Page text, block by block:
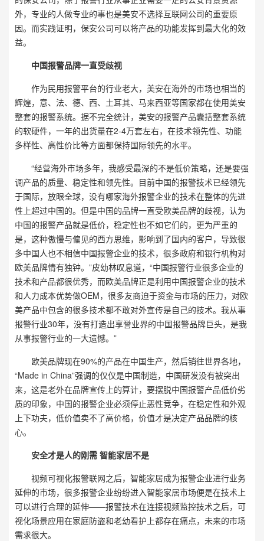
外，专业的人做专业的事也是美安不选择互联网公司的重要原
因。而实践证明，保安公司可以将产品的功能发挥到最大化的效
益。
中国报警品牌一直受歧视
作为民用报警平台的行业老大，美安在海外的市场也相当的
辉煌，意、法、德、西、土耳其、马来西亚等国家都在使用美安
整套的报警系统。据不完全统计，美安的报警产品囊括整套系统
的软硬件，一年的出货量在2-4万套左右，在技术领先性、功能
多样性、高性价比等方面都保持国际领先的水平。
“经营海外市场多年，我感受最深的不是低价策略，还是要强
调产品的质量、稳定性和领先性。目前中国的报警技术已经领先
于国际，放眼全球，没有哪家海外报警企业的技术在整体的先进
性上超过中国的。但是中国的品牌一直受欧美品牌的歧视，认为
中国的报警产品就是低价，稳定性也不如它们的，更为严重的
是，这种傲慢与偏见的西方思维，影响到了国内的客户，导致很
多中国人也不相信中国报警企业的技术，很多政府和银行机构对
欧美品牌情有独钟。”皮幼林叹息道，“中国报警行业很多企业的
技术和产品都很优秀，而欧美品牌正是利用中国报警企业的技术
和人力成本优势做OEM，很多友商迫于资金与市场的压力，对欧
美产品中包含的很多技术都不敢对外宣传是自己的技术。我从事
报警行业30年，没有打造出享誉业界的中国报警品牌巨头，是我
从事报警行业的一大遗憾。”
欧美品牌现在90%的产品在中国生产，然后销往世界各地，
“Made in China”强调的仅仅是中国制造，中国研发没有被突出
来，这是老外在品牌宣传上的算计，要摆脱中国报警产品低价劣
质的印象，中国的报警企业必须停止恶性竞争，在稳定性和外观
上下功夫，低价值卖不了高价格，价值才是决定产品品牌的核
心。
安全才是人的刚需 智能家居不是
视频可视化报警联网之后，智能家居成为报警企业进行业务
延伸的市场，很多报警企业纷纷进入智能家居市场便是在技术上
可以进行合理的延伸——报警技术在连接视频监控技术之后，可
视化场景应用在家庭防盗和老幼看护上都存在痛点，未来的市场
需求很大。